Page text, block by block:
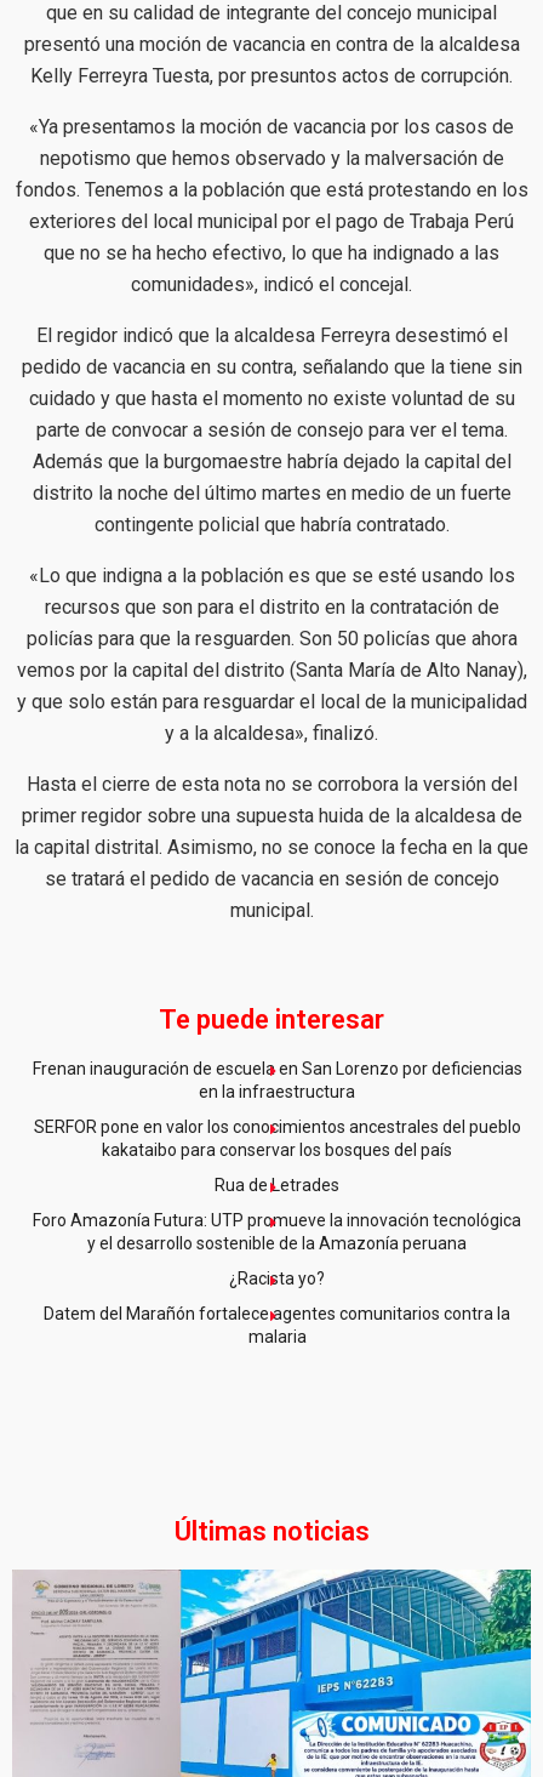
que en su calidad de integrante del concejo municipal
presentó una moción de vacancia en contra de la alcaldesa
Kelly Ferreyra Tuesta, por presuntos actos de corrupción.
«Ya presentamos la moción de vacancia por los casos de
nepotismo que hemos observado y la malversación de
fondos. Tenemos a la población que está protestando en los
exteriores del local municipal por el pago de Trabaja Perú
que no se ha hecho efectivo, lo que ha indignado a las
comunidades», indicó el concejal.
El regidor indicó que la alcaldesa Ferreyra desestimó el
pedido de vacancia en su contra, señalando que la tiene sin
cuidado y que hasta el momento no existe voluntad de su
parte de convocar a sesión de consejo para ver el tema.
Además que la burgomaestre habría dejado la capital del
distrito la noche del último martes en medio de un fuerte
contingente policial que habría contratado.
«Lo que indigna a la población es que se esté usando los
recursos que son para el distrito en la contratación de
policías para que la resguarden. Son 50 policías que ahora
vemos por la capital del distrito (Santa María de Alto Nanay),
y que solo están para resguardar el local de la municipalidad
y a la alcaldesa», finalizó.
Hasta el cierre de esta nota no se corrobora la versión del
primer regidor sobre una supuesta huida de la alcaldesa de
la capital distrital. Asimismo, no se conoce la fecha en la que
se tratará el pedido de vacancia en sesión de concejo
municipal.
Te puede interesar
Frenan inauguración de escuela en San Lorenzo por deficiencias
en la infraestructura
SERFOR pone en valor los conocimientos ancestrales del pueblo
kakataibo para conservar los bosques del país
Rua de Letrades
Foro Amazonía Futura: UTP promueve la innovación tecnológica
y el desarrollo sostenible de la Amazonía peruana
¿Racista yo?
Datem del Marañón fortalece agentes comunitarios contra la
malaria
Últimas noticias